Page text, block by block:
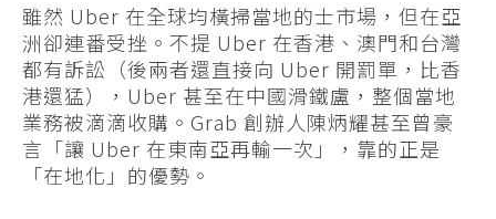
雖然 Uber 在全球均橫掃當地的士市場，但在亞
洲卻連番受挫。不提 Uber 在香港、澳門和台灣
都有訴訟（後兩者還直接向 Uber 開罰單，比香
港還猛），Uber 甚至在中國滑鐵盧，整個當地
業務被滴滴收購。Grab 創辦人陳炳耀甚至曾豪
言「讓 Uber 在東南亞再輸一次」，靠的正是
「在地化」的優勢。